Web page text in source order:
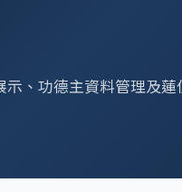
、功德主資料管理及蓮